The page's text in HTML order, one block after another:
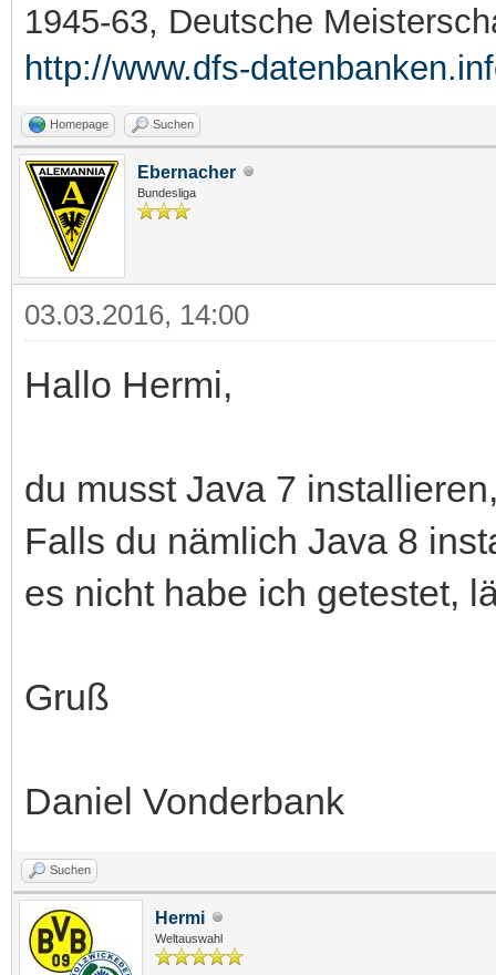
1945-63, Deutsche
http://www.dfs-
Homepage Suchen
Ebernacher
Bundesliga
03.03.2016, 14:00
Hallo Hermi,
du musst Java 7
Falls du nämlich Java 8
es nicht habe ich getestet,
Gruß
Daniel Vonderbank
Suchen
Hermi
Weltauswahl